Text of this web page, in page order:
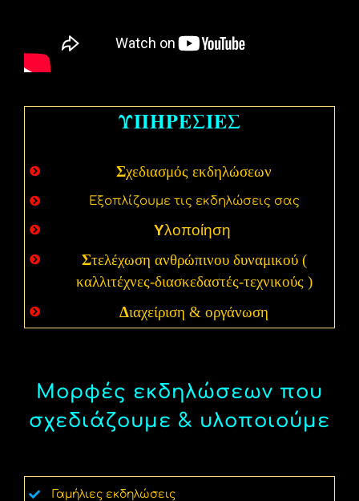
ΥΠΗΡΕΣΙΕΣ
Σχεδιασμός εκδηλώσεων
Εξοπλίζουμε τις εκδηλώσεις σας
Υλοποίηση
Στελέχωση ανθρώπινου δυναμικού (
καλλιτέχνες-διασκεδαστές-τεχνικούς )
Διαχείριση & οργάνωση
Μορφές εκδηλώσεων που
σχεδιάζουμε & υλοποιούμε
Γαμήλιες εκδηλώσεις